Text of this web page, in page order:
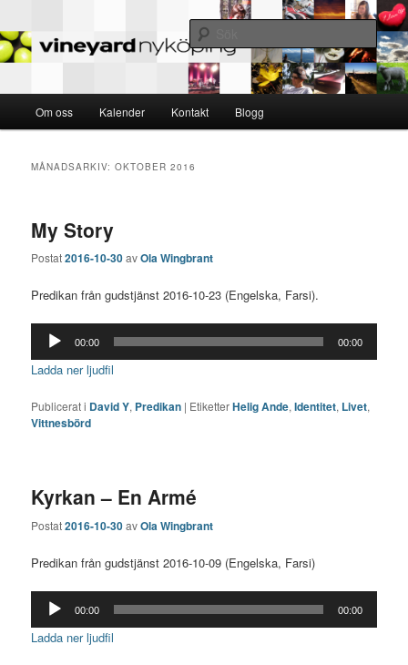
Nyköping Vineyard
MED VARANDRA – FÖR ANDRA – TILL GUD
Sök
Hoppa
Hoppa
innehåll
Om oss Kalender Kontakt Blogg
MÅNADSARKIV:OKTOBER 2016
My Story
Postat2016-10-30avOla Wingbrant
Predikan från gudstjänst 2016-10-23 (Engelska, Farsi).
Ljudspelare
00:00 00:00
Ladda ner ljudfil
Publicerat i David Y, Predikan | EtiketterHelig Ande,Identitet, Livet,
Vittnesbörd
Kyrkan – En Armé
Postat2016-10-30avOla Wingbrant
Predikan från gudstjänst 2016-10-09 (Engelska, Farsi)
Ljudspelare
00:00 00:00
Ladda ner ljudfil